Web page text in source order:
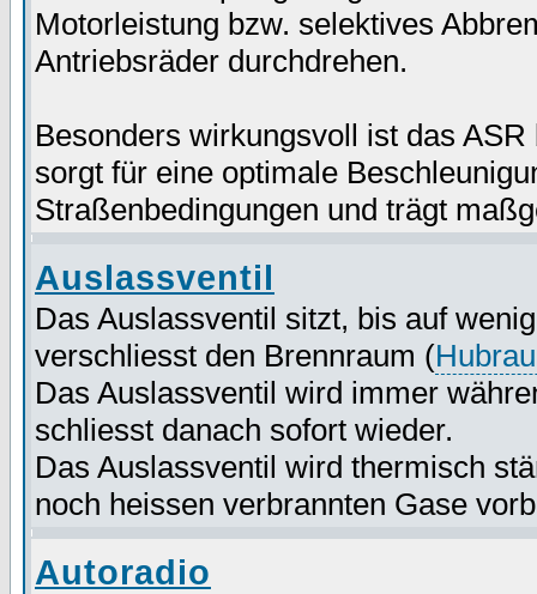
Motorleistung bzw. selektives
Antriebsräder durchdrehen.
Besonders wirkungsvoll ist das
sorgt für eine optimale
Straßenbedingungen und trägt
Auslassventil
Das Auslassventil sitzt, bis auf
verschliesst den Brennraum (
Das Auslassventil wird immer
schliesst danach sofort wieder.
Das Auslassventil wird thermisch
noch heissen verbrannten Gase
Autoradio